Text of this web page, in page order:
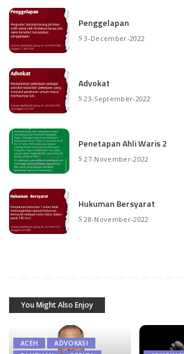
Penggelapan
3-December-2022
Advokat
23-September-2022
Penetapan Ahli Waris 2
27-November-2022
Hukuman Bersyarat
28-November-2022
You Might Also Enjoy
ACEH
ADVOKASI